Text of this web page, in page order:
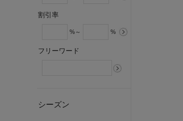
割引率
%～ %
フリーワード
シーズン